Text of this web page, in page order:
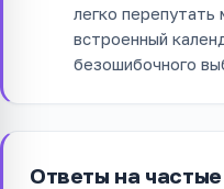
легко перепутать
встроенный
безошибочного
Ответы на